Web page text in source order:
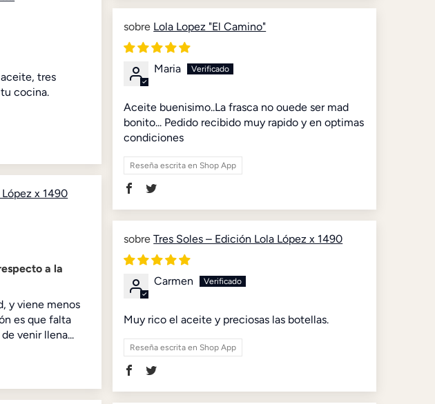
tres
cocina.
Lola Lopez "El Camino"
Maria
Aceite buenisimo..La frasca no ouede ser mad
bonito... Pedido recibido muy rapido y en optimas
condiciones
Reseña escrita en Shop App
x 1490
a la
y viene menos
es que falta
venir llena...
Tres Soles – Edición Lola López x 1490
Carmen
Muy rico el aceite y preciosas las botellas.
Reseña escrita en Shop App